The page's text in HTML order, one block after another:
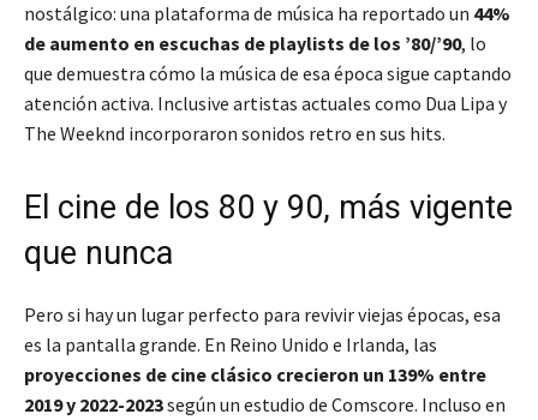
nostálgico: una plataforma de música ha reportado un 44%
de aumento en escuchas de playlists de los ’80/’90, lo
que demuestra cómo la música de esa época sigue captando
atención activa. Inclusive artistas actuales como Dua Lipa y
The Weeknd incorporaron sonidos retro en sus hits.
El cine de los 80 y 90, más vigente
que nunca
Pero si hay un lugar perfecto para revivir viejas épocas, esa
es la pantalla grande. En Reino Unido e Irlanda, las
proyecciones de cine clásico crecieron un 139% entre
2019 y 2022-2023según un estudio de Comscore. Incluso en